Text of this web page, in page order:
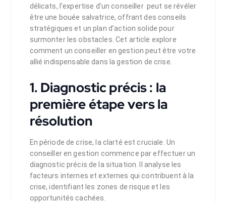
délicats, l’expertise d’un conseiller peut se révéler
être une bouée salvatrice, offrant des conseils
stratégiques et un plan d’action solide pour
surmonter les obstacles. Cet article explore
comment un conseiller en gestion peut être votre
allié indispensable dans la gestion de crise.
1. Diagnostic précis : la
première étape vers la
résolution
En période de crise, la clarté est cruciale. Un
conseiller en gestion commence par effectuer un
diagnostic précis de la situation. Il analyse les
facteurs internes et externes qui contribuent à la
crise, identifiant les zones de risque et les
opportunités cachées.